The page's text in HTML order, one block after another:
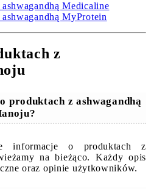
Medicaline
MyProtein
z
produktach z ashwagandhą
informacje o produktach z
na bieżąco. Każdy opis
oraz opinie użytkowników.